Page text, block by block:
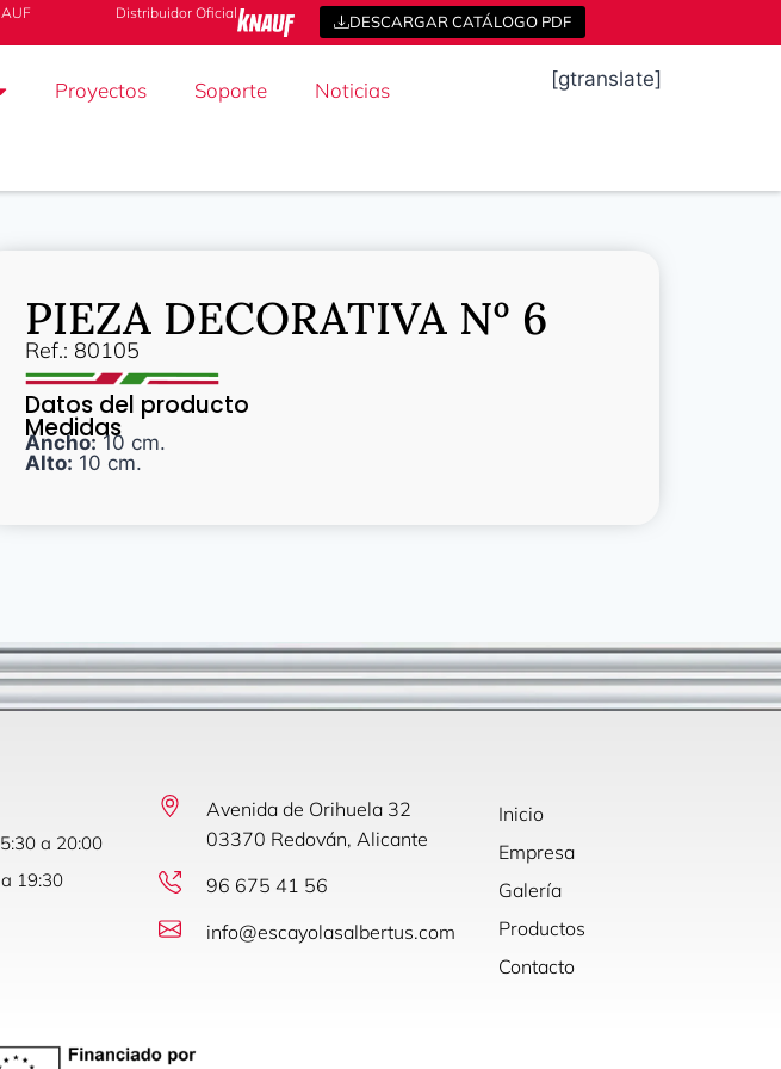
Distribuidor Oficial DESCARGAR CATÁLOGO PDF
Proyectos Soporte Noticias [gtranslate]
PIEZA DECORATIVA Nº 6
Ref.: 80105
Datos del producto
Medidas
Ancho:10 cm.
Alto: 10 cm.
a 20:00
19:30
Avenida de Orihuela 32
03370 Redován, Alicante
96 675 41 56
info@escayolasalbertus.com
Inicio
Empresa
Galería
Productos
Contacto